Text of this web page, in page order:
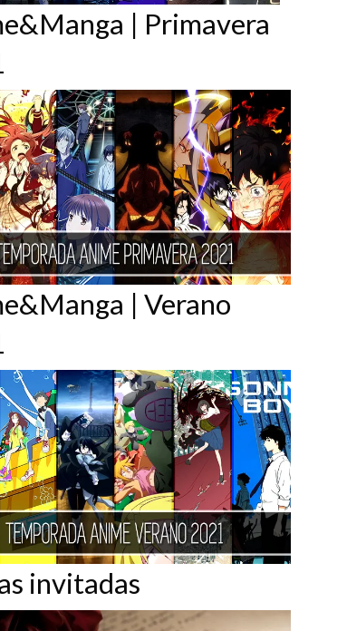
| Primavera
| Verano
invitadas